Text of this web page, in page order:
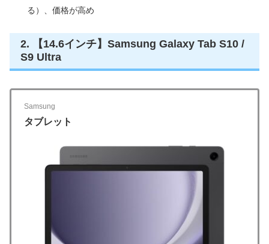
る）、価格が高め
2. 【14.6インチ】Samsung Galaxy Tab S10 /
S9 Ultra
Samsung
タブレット